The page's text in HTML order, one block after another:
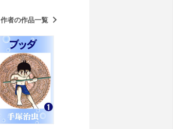
作者の作品一覧